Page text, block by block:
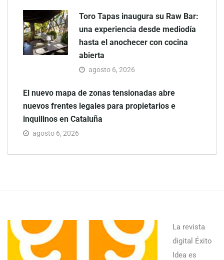
Toro Tapas inaugura su Raw Bar:
una experiencia desde mediodía
hasta el anochecer con cocina
abierta
agosto 6, 2026
El nuevo mapa de zonas tensionadas abre
nuevos frentes legales para propietarios e
inquilinos en Cataluña
agosto 6, 2026
La revista
digital Éxito
Idea es